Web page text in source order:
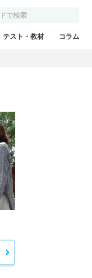
テスト・教材 コラム